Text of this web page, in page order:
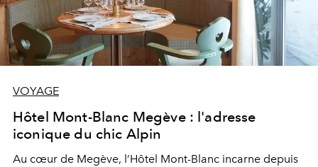
VOYAGE
Hôtel Mont-Blanc Megève : l'adresse
iconique du chic Alpin
Au cœur de Megève, l’Hôtel Mont-Blanc incarne depuis